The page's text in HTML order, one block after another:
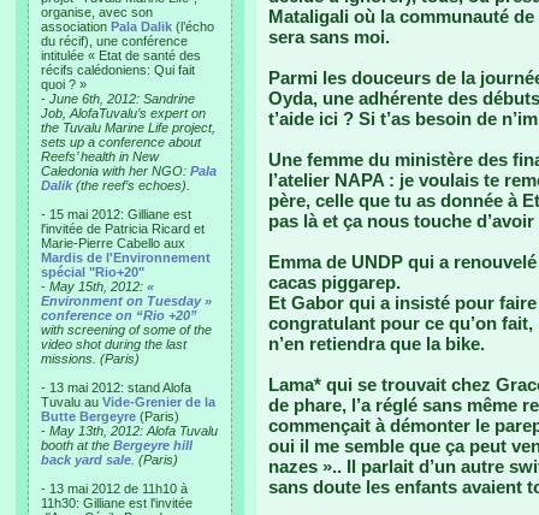
organise, avec son
association Pala Dalik (l’écho
du récif), une conférence
intitulée « Etat de santé des
récifs calédoniens: Qui fait
quoi ? »
- June 6th, 2012: Sandrine
Job, AlofaTuvalu’s expert on
the Tuvalu Marine Life project,
sets up a conference about
Reefs’ health in New
Caledonia with her NGO: Pala
Dalik (the reef’s echoes).
- 15 mai 2012: Gilliane est
l'invitée de Patricia Ricard et
Marie-Pierre Cabello aux
Mardis de l'Environnement
spécial "Rio+20"
- May 15th, 2012: «
Environment on Tuesday »
conference on “Rio +20”
with screening of some of the
video shot during the last
missions. (Paris)
- 13 mai 2012: stand Alofa
Tuvalu au Vide-Grenier de la
Butte Bergeyre (Paris)
- May 13th, 2012: Alofa Tuvalu
booth at the Bergeyre hill
back yard sale . (Paris)
- 13 mai 2012 de 11h10 à
11h30: Gilliane est l'invitée
Mataligali où la communauté
sera sans moi.
Parmi les douceurs de la
Oyda, une adhérente des
t’aide ici ? Si t’as besoin de
Une femme du ministère des
l’atelier NAPA : je voulais te
père, celle que tu as donnée à
pas là et ça nous touche
Emma de UNDP qui a
cacas piggarep.
Et Gabor qui a insisté pour
congratulant pour ce qu’on fait,
n’en retiendra que la bike.
Lama* qui se trouvait chez
de phare, l’a réglé sans même
commençait à démonter le
oui il me semble que ça peut
nazes ».. Il parlait d’un autre
sans doute les enfants avaient